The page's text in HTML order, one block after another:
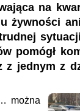
na
żywności
pomógł
z jednym z
można